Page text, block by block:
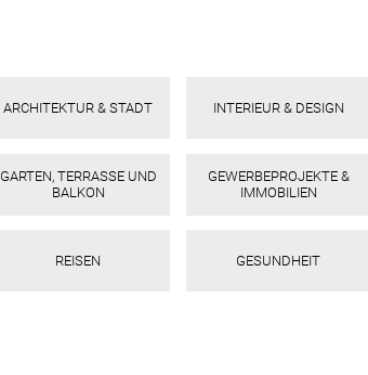
ARCHITEKTUR & STADT INTERIEUR & DESIGN
GARTEN, TERRASSE UND
BALKON
GEWERBEPROJEKTE &
IMMOBILIEN
REISEN GESUNDHEIT